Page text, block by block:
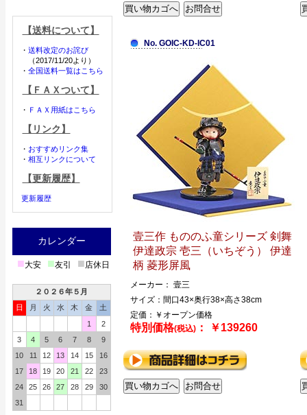
【送料について】
・ 送料改定のお詫び
（2017/11/20より）
・ 全国送料一覧はこちら
【ＦＡＸついて】
・ ＦＡＸ用紙はこちら
【リンク】
・ おすすめリンク集
・ 相互リンクについて
【更新履歴】
更新履歴
カレンダー
■大安 ■友引 ■店休日
２０２６年５月
日
月 火 水 木 金
土
1
2
3
4 5 6 7 8
9
10
11 12 13 14 15
16
17
18 19 20 21 22
23
24
25 26 27 28 29
30
31
No. GOIC-KD-IC01
壹三作 もののふ童シリーズ 剣舞
伊達政宗 壱三（いちぞう） 伊達
柄 菱形屏風
メーカー： 壹三
サイズ：間口43×奥行38×高さ38cm
定価：￥オープン価格
特別価格(税込)： ￥139260